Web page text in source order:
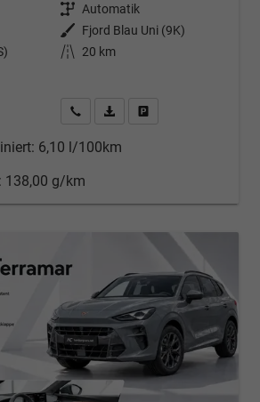
Getriebe Automatik
Außenfarbe Fjord Blau Uni (9K)
Kilometerstand
20 km
Kontakt & Angebot anfordern
PDF-Datei, Fahrzeugexposé
6,10 l/100km
138,00 g/km